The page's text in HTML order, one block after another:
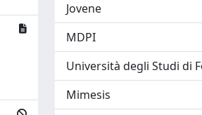
Jovene
MDPI
Università degli Studi di
Mimesis